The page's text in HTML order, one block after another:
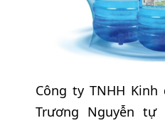
Công ty TNHH
Trương Nguyễn